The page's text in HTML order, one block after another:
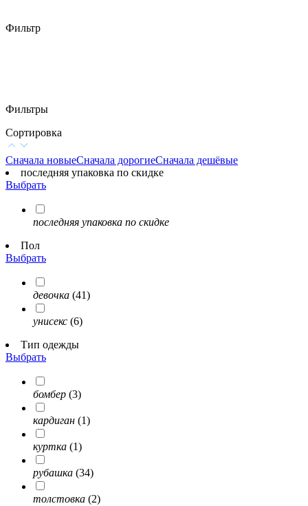
Фильтр
Фильтры
Сортировка
Сначала новыеСначала дорогиеСначала дешёвые
последняя упаковка по скидке
Выбрать
последняя упаковка по скидке
Пол
Выбрать
девочка (41)
унисекс (6)
Тип одежды
Выбрать
бомбер (3)
кардиган (1)
куртка (1)
рубашка (34)
толстовка (2)